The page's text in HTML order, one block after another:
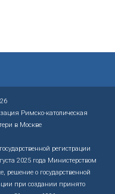
Римско-католическая
в Москве
регистрации
2025 года Министерством
решение о государственной
при создании принято